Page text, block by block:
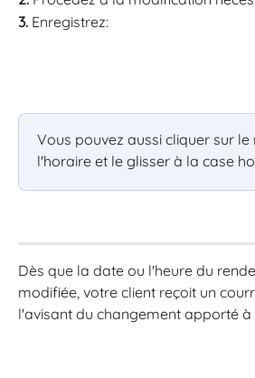
3. Enregistrez:
Vous pouvez aussi cliquer sur
l'horaire et le glisser à la case
Dès que la date ou l'heure du
modifiée, votre client reçoit un
l'avisant du changement apporté à